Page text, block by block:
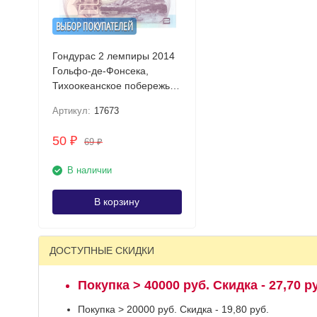
ВЫБОР ПОКУПАТЕЛЕЙ
Гондурас 2 лемпиры 2014
Гольфо-де-Фонсека,
Тихоокеанское побережье
купюра
Артикул: 17673
50 ₽ 69₽
В наличии
В корзину
ДОСТУПНЫЕ СКИДКИ
Покупка > 40000 руб. Скидка - 27,70
Покупка > 20000 руб. Скидка - 19,80 руб.